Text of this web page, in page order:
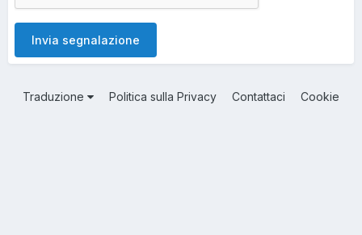
Invia segnalazione
Traduzione Politica sulla Privacy Contattaci Cookie